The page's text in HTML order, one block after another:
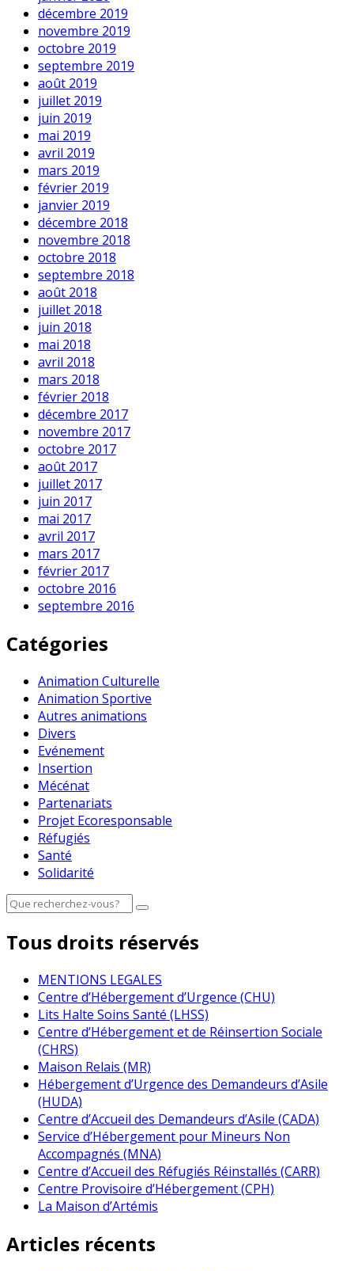
décembre 2019
novembre 2019
octobre 2019
septembre 2019
août 2019
juillet 2019
juin 2019
mai 2019
avril 2019
mars 2019
février 2019
janvier 2019
décembre 2018
novembre 2018
octobre 2018
septembre 2018
août 2018
juillet 2018
juin 2018
mai 2018
avril 2018
mars 2018
février 2018
décembre 2017
novembre 2017
octobre 2017
août 2017
juillet 2017
juin 2017
mai 2017
avril 2017
mars 2017
février 2017
octobre 2016
septembre 2016
Catégories
Animation Culturelle
Animation Sportive
Autres animations
Divers
Evénement
Insertion
Mécénat
Partenariats
Projet Ecoresponsable
Réfugiés
Santé
Solidarité
Tous droits réservés
MENTIONS LEGALES
Centre d’Hébergement d’Urgence (CHU)
Lits Halte Soins Santé (LHSS)
Centre d’Hébergement et de Réinsertion Sociale
(CHRS)
Maison Relais (MR)
Hébergement d’Urgence des Demandeurs d’Asile
(HUDA)
Centre d’Accueil des Demandeurs d’Asile (CADA)
Service d’Hébergement pour Mineurs Non
Accompagnés (MNA)
Centre d’Accueil des Réfugiés Réinstallés (CARR)
Centre Provisoire d’Hébergement (CPH)
La Maison d’Artémis
Articles récents